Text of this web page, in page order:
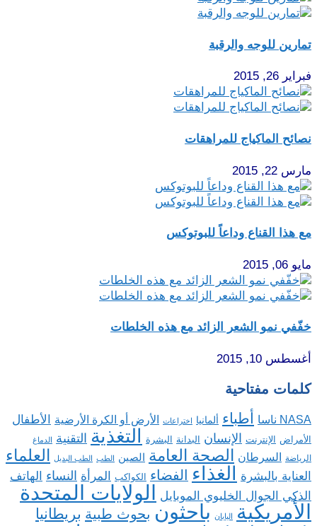
تمارين للوجه والرقبة
فبراير 26, 2015
نصائح الماكياج للمراهقات
مارس 22, 2015
مع هذا القناع وداعاً للبوتوكس
مايو 06, 2015
خفّفي نمو الشعر الزائد مع هذه الخلطات
أغسطس 10, 2015
كلمات مفتاحية
NASA ناسا أطباء ألمانيا اختراعات الأرض أو الكرة الأرضية الأطفال
الأمراض الإنترنت الإنسان البدانة البشرة التغذية التقنية الدماغ
الرياضة السرطان الصحة العامة الصين الطب الطب البديل العلماء
العناية بالبشرة الغذاء الفضاء الكواكب المرأة النساء
الهاتف
الذكي الجوال الخليوي الموبايل
الولايات المتحدة
الأمريكية
اليابان باحثون بحوث طبية بريطانيا